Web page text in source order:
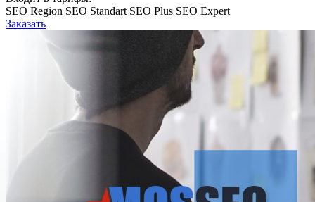
SEO Region SEO Standart SEO Plus SEO Expert
Заказать